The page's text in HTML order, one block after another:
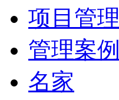
项目管理
管理案例
名家